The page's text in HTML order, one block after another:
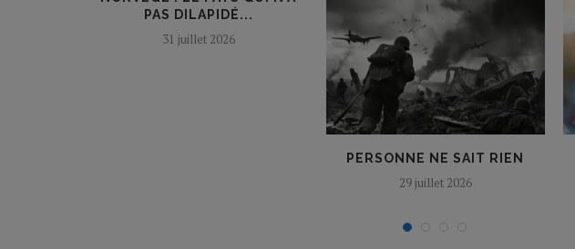
PAS DILAPIDÉ...
31 juillet 2026
PERSONNE NE SAIT RIEN
29 juillet 2026